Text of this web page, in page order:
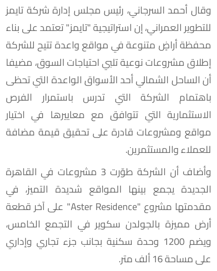
وقال أحمد السرجاني، رئيس مجلس إدارة شركة تايمز
للتطوير العمراني، إن استراتيجية "تايمز" تعتمد على بناء
محفظة أراضٍ متنوعة في مواقع واعدة تتيح للشركة
إطلاق مشروعات نوعية تلبي احتياجات السوق، مضيفا
أن الساحل الشمالي أحد الأسواق الواعدة التي تحظى
باهتمام الشركة التي تدرس باستمرار الفرص
الاستثمارية التي تتوافق مع معاييرها في اختيار
مواقع ومشروعات قادرة على تحقيق قيمة مضافة
للعملاء والمستثمرين.
وأضاف أن الشركة طوّرت 3 مشروعات في القاهرة
الجديدة يجمع بينها المواقع شديدة التميز، في
مقدمتها مشروع "Aster Residence" على آخر قطعة
أرض مميزة بالجولدن سكوير في التجمع الخامس،
ويضم 1200 وحدة سكنية بجانب جزء تجاري وإداري
على مساحة 16 ألف متر.